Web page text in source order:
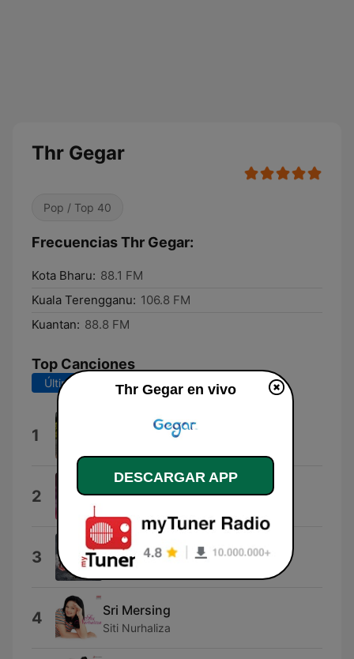
Thr Gegar
Pop / Top 40
Frecuencias Thr Gegar:
Kota Bharu: 88.1 FM
Kuala Terengganu: 106.8 FM
Kuantan: 88.8 FM
Top Canciones
Últimos 7 días Últimos 30 días
1
2
3 Aku Takut
Repvblik
4 Sri Mersing
Siti Nurhaliza
Thr Gegar en vivo
DESCARGAR APP